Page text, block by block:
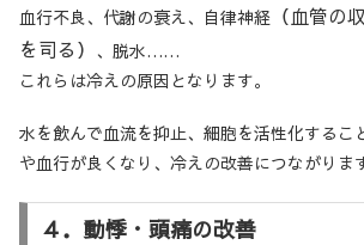
血行不良、代謝の衰え、自律神経 （血管の
を司る） 、脱水……
これらは冷えの原因となります。
水を飲んで血流を抑止、細胞を活性化するこ
や血行が良くなり、冷えの改善につながりま
４．動悸・頭痛の改善